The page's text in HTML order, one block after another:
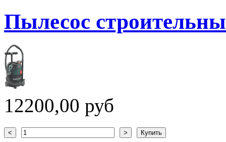
Пылесос
12200,00 руб